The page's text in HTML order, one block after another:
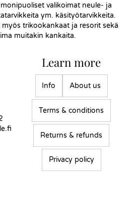
valikoimat neule- ja
ym. käsityötarvikkeita.
trikookankaat ja resorit sekä
muitakin kankaita.
Learn more
Info About us
Terms & conditions
Returns & refunds
Privacy policy